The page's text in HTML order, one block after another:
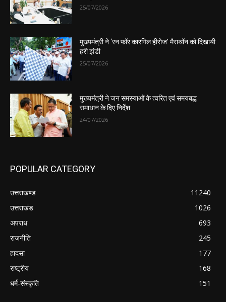
25/07/2026
मुख्यमंत्री ने ‘रन फॉर कारगिल हीरोज’ मैराथॉन को दिखायी
हरी झंडी
25/07/2026
मुख्यमंत्री ने जन समस्याओं के त्वरित एवं समयबद्ध
समाधान के दिए निर्देश
24/07/2026
POPULAR CATEGORY
उत्तराखण्ड
11240
उत्तराखंड
1026
अपराध
693
राजनीति
245
हादसा
177
राष्ट्रीय
168
धर्म-संस्कृति
151